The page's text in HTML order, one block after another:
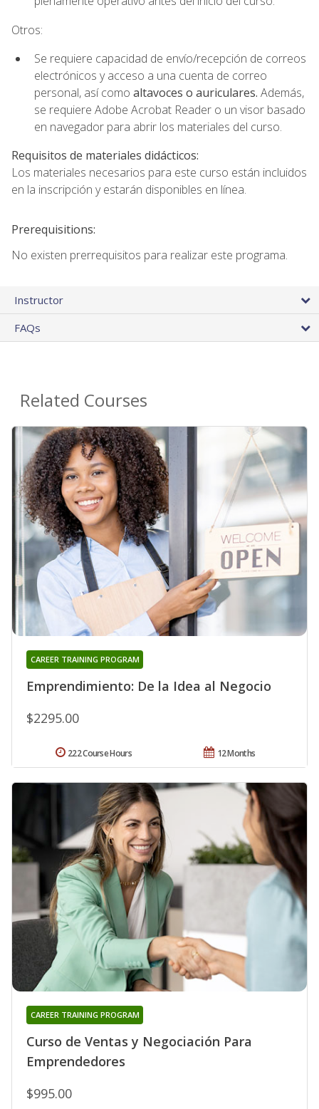
Otros:
Se requiere capacidad de envío/recepción de correos
electrónicos y acceso a una cuenta de correo
personal, así como altavoces o auriculares. Además,
se requiere Adobe Acrobat Reader o un visor basado
en navegador para abrir los materiales del curso.
Requisitos de materiales didácticos:
Los materiales necesarios para este curso están incluidos
en la inscripción y estarán disponibles en línea.
Prerequisitions:
No existen prerrequisitos para realizar este programa.
Instructor
FAQs
Related Courses
Emprendimiento: De la Idea al Negocio
CAREER TRAINING PROGRAM
$2295.00
12 Months
222 Course Hours
Curso de Ventas y Negociación Para
Emprendedores
CAREER TRAINING PROGRAM
$995.00